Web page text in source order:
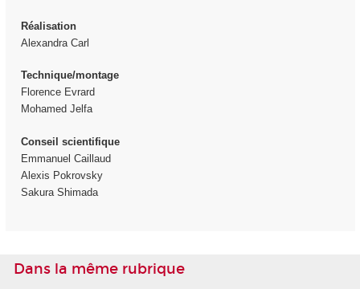
Réalisation
Alexandra Carl
Technique/montage
Florence Evrard
Mohamed Jelfa
Conseil scientifique
Emmanuel Caillaud
Alexis Pokrovsky
Sakura Shimada
Dans la même rubrique